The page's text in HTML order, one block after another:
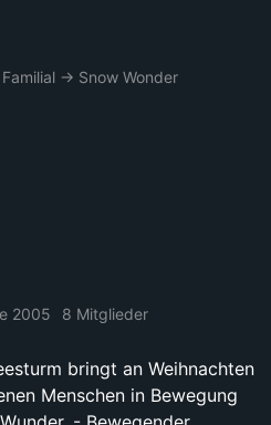
Familial → Snow Wonder
2005 8 Mitglieder
bringt an Weihnachten
Menschen in Bewegung